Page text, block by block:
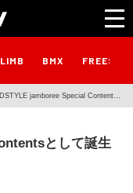
BMX
jamboree Special Contents
として誕生